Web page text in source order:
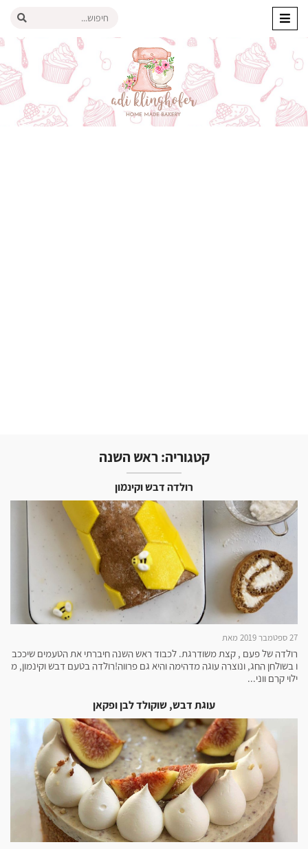
קטגוריה:ראש השנה
רולדה דבש וקינמון
27 ספטמבר 2019 מאת
רולדה של פעם , קצת משודרגת. לכבוד ראש השנה חיברתי את הטעמים שיככב
ו בשולחן החג, ונוצרה עוגה מדהימה והיא גם פרווה!רולדה בטעם דבש וקינמון, מ
ילוי קרם ווני...
עוגת דבש, שוקולד לבן ופקאן